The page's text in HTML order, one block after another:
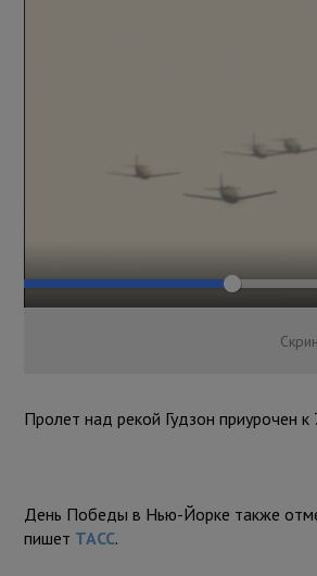
Пролет над рекой Гудзон приурочен
День Победы в Нью-Йорке также
пишет ТАСС.